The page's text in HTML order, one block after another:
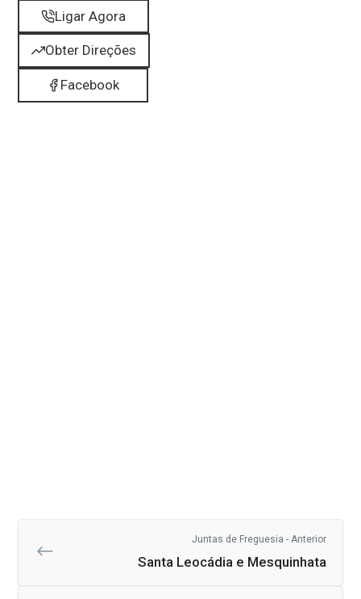
Ligar Agora
Obter Direções
Facebook
Juntas de Freguesia - Anterior
Santa Leocádia e Mesquinhata